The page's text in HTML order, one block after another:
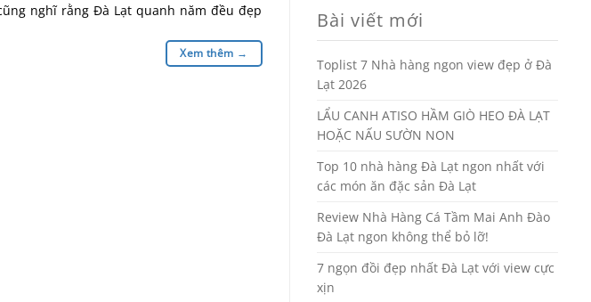
nghĩ rằng Đà Lạt quanh năm đều đẹp
Xem thêm →
Bài viết mới
Toplist 7 Nhà hàng ngon view đẹp ở Đà
Lạt 2026
LẨU CANH ATISO HẦM GIÒ HEO ĐÀ LẠT
HOẶC NẤU SƯỜN NON
Top 10 nhà hàng Đà Lạt ngon nhất với
các món ăn đặc sản Đà Lạt
Review Nhà Hàng Cá Tầm Mai Anh Đào
Đà Lạt ngon không thể bỏ lỡ!
7 ngọn đồi đẹp nhất Đà Lạt với view cực
xịn